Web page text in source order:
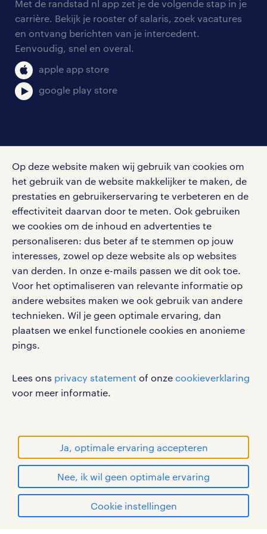
Op deze website maken wij gebruik van cookies om
het gebruik van de website makkelijker te maken, de
prestaties en gebruikerservaring te verbeteren en de
effectiviteit daarvan door te meten. Ook gebruiken
we cookies om de inhoud en advertenties te
personaliseren: dus beter af te stemmen op jouw
interesses, zowel op deze website als op websites
van derden. In onze e-mails passen we dit ook toe.
Voor het optimaliseren van relevante informatie op
andere websites maken we ook gebruik van andere
technieken. Wil je geen optimale ervaring, dan
plaatsen we enkel functionele cookies en anonieme
pings.
Lees ons privacy statement of onze cookieverklaring
voor meer informatie.
Ja, optimale ervaring accepteren
Nee, ik wil geen optimale ervaring
Cookie instellingen
personeel gezocht
aanmelden nieuwsbrief
blogs en artikelen
salarischecker
bruto-netto calculator
onze vestigingen
pers
klachten en misstanden
Met de randstad nl app zet je de volgende stap in je
carrière. Bekijk je rooster of salaris, zoek vacatures
en ontvang berichten van je intercedent.
Eenvoudig, snel en overal.
apple app store
google play store
Volg ons voor de leukste content omtrent
vacatures, solliciteren en inspiratie.
werken bij randstad
gebruikersvoorwaarden
privacystatement
cookies
disclaimer
sitemap
RANDSTAD, HUMAN FORWARD en SHAPING THE
WORLD OF WORK zijn geregistreerde